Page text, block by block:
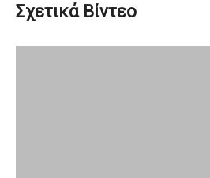
Σχετικά Βίντεο